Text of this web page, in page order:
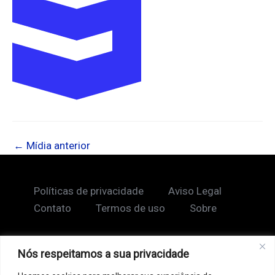
Nós respeitamos a sua privacidade
← Mídia anterior
Políticas de privacidade
Aviso Legal
Contato
Termos de uso Sobre